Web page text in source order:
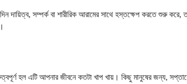
দায়িত্ব, সম্পর্ক বা শারীরিক আরামের সাথে হস্তক্ষেপ করতে শুরু
হল এটি আপনার জীবনে কতটা খাপ খায়। কিছু মানুষের জন্য,